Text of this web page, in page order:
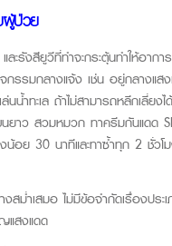
ป่วย
ละรังสียูวีที่ทำจะกระตุ้นทำให้อากา
กรรมกลางแจ้ง เช่น อยู่กลางแส
ล่นน้ำทะเล ถ้าไม่สามารถหลีกเลี่
นยาว สวมหมวก ทาครีมกันแดด
อย 30 นาทีและทาซ้ำทุก 2 ชั่วโ
สม่ำเสมอ ไม่มีข้อจำกัดเรื่องประ
แสงแดด